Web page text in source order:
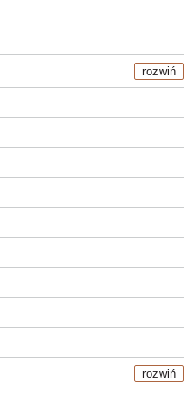
rozwiń
rozwiń